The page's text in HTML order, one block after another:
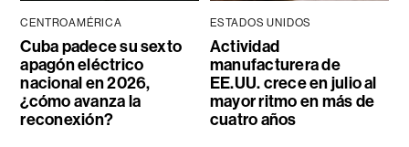
CENTROAMÉRICA
Cuba padece su sexto
apagón eléctrico
nacional en 2026,
¿cómo avanza la
reconexión?
ESTADOS UNIDOS
Actividad
manufacturera de
EE.UU. crece en julio al
mayor ritmo en más de
cuatro años